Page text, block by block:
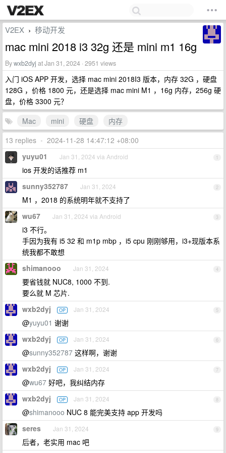
V2EX › 移动开发
mac mini 2018 i3 32g 还是 mini m1 16g
Bywxb2dyj at Jan 31, 2024 · 2951 views
入门 iOS APP 开发，选择 mac mini 2018I3 版本，内存 32G ，硬盘
128G ，价格 1800 元，还是选择 mac mini M1 ，16g 内存，256g 硬
盘，价格 3300 元？
Mac
mini 硬盘
内存
13 replies • 2024-11-28 14:47:12 +08:00
1
yuyu01 Jan 31, 2024 via Android
ios 开发的话推荐 m1
2
sunny352787 Jan 31, 2024
M1 ，2018 的系统明年就不支持了
3
wu67 Jan 31, 2024 via Android
i3 不行。
手因为我有 i5 32 和 m1p mbp ，i5 cpu 刚刚够用，i3+现版本系
统我都不敢想
4
shimanooo Jan 31, 2024
要省钱就 NUC8, 1000 不到.
要么就 M 芯片.
5
wxb2dyj OP Jan 31, 2024
@yuyu01 谢谢
6
wxb2dyj OP Jan 31, 2024
@sunny352787 这样啊，谢谢
7
wxb2dyj OP Jan 31, 2024
@wu67 好吧，我纠结内存
8
wxb2dyj OP Jan 31, 2024
@shimanooo NUC 8 能完美支持 app 开发吗
9
seres Jan 31, 2024
后者，老实用 mac 吧